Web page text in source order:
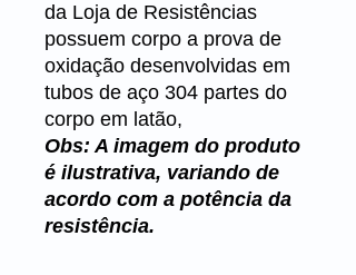
da Loja de Resistências
possuem corpo a prova de
oxidação desenvolvidas em
tubos de aço 304 partes do
corpo em latão,
Obs: A imagem do produto
é ilustrativa, variando de
acordo com a potência da
resistência.